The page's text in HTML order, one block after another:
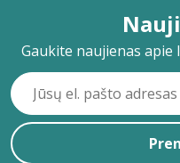
Gaukite naujienas apie